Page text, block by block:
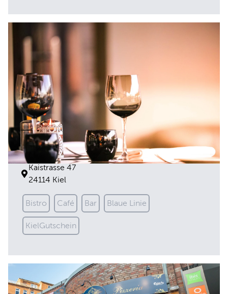
Blauer Engel
Kaistrasse 47
24114 Kiel
Bistro Café Bar Blaue Linie
KielGutschein